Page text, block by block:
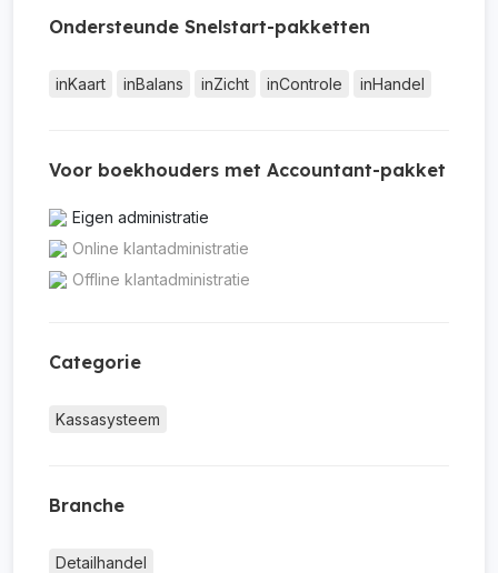
Ondersteunde Snelstart-pakketten
inKaart inBalans inZicht inControle inHandel
Voor boekhouders met Accountant-pakket
Eigen administratie
Online klantadministratie
Offline klantadministratie
Categorie
Kassasysteem
Branche
Detailhandel